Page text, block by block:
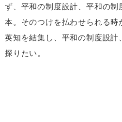
ず、平和の制度設計、平和の制
本。そのつけを払わせられる時
英知を結集し、平和の制度設計
探りたい。